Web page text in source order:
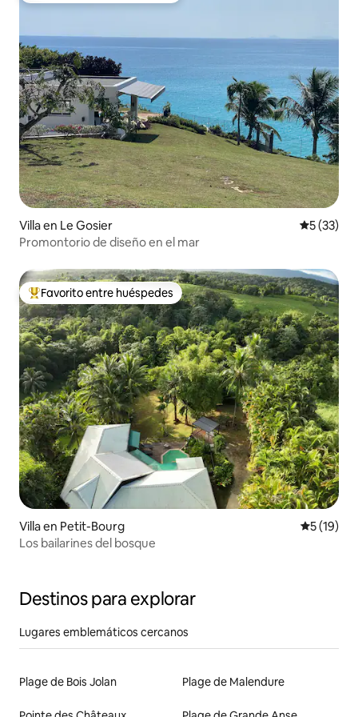
Villa en Le Gosier
5 (33)
Promontorio de diseño en el mar
De los mejores en Favorito entre huéspedes
Favorito entre huéspedes
Villa en Petit-Bourg
5 (19)
Los bailarines del bosque
Destinos para explorar
Lugares emblemáticos cercanos
Plage de Bois Jolan Plage de Malendure